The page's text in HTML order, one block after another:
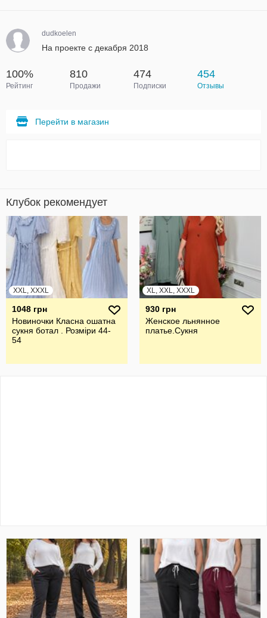
dudkoelen
На проекте с декабря 2018
100%
Рейтинг
810
Продажи
474
Подписки
454
Отзывы
Перейти в магазин
Клубок рекомендует
XXL, XXXL
1048 грн
Новиночки Класна ошатна
сукня ботал . Розміри 44-
54
XL, XXL, XXXL
930 грн
Женское льнянное
платье.Сукня